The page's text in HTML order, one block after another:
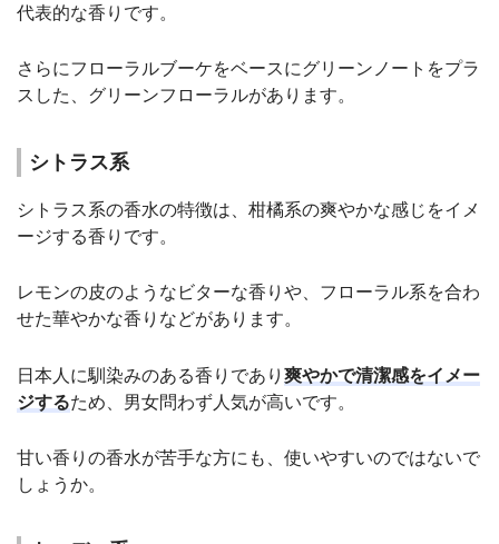
代表的な香りです。
さらにフローラルブーケをベースにグリーンノートをプラ
スした、グリーンフローラルがあります。
シトラス系
シトラス系の香水の特徴は、柑橘系の爽やかな感じをイメ
ージする香りです。
レモンの皮のようなビターな香りや、フローラル系を合わ
せた華やかな香りなどがあります。
日本人に馴染みのある香りであり 爽やかで清潔感をイメー
ジするため、男女問わず人気が高いです。
甘い香りの香水が苦手な方にも、使いやすいのではないで
しょうか。